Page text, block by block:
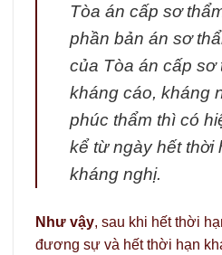
Tòa án cấp sơ
phần bản án sơ
của Tòa án cấp sơ
kháng cáo, kháng
phúc thẩm thì có
kể từ ngày hết thời
kháng nghị.
Như vậy, sau khi hết thời
đương sự và hết thời hạn